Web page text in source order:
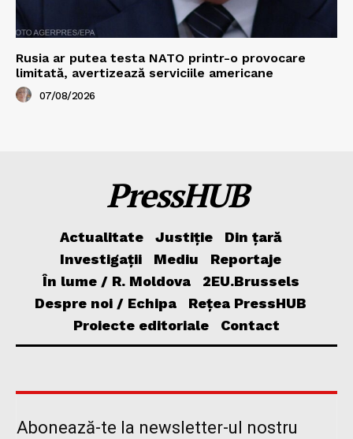
Rusia ar putea testa NATO printr-o provocare
limitată, avertizează serviciile americane
07/08/2026
PressHUB
Actualitate Justiție
Din țară
Investigații
Mediu
Reportaje
În lume / R. Moldova
2EU.Brussels
Despre noi / Echipa
Rețea PressHUB
Proiecte editoriale
Contact
Abonează-te la newsletter-ul nostru